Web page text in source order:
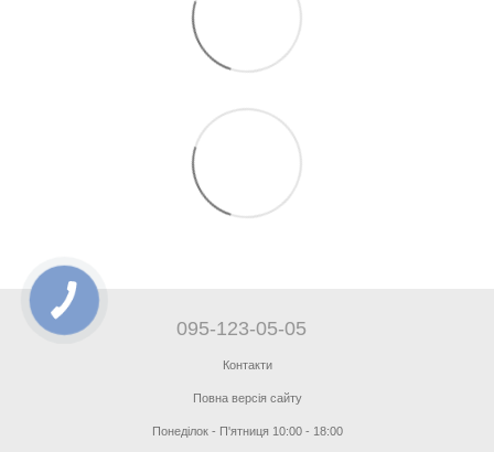
095-123-05-05
Контакти
Повна версія сайту
Понеділок - П'ятниця 10:00 - 18:00